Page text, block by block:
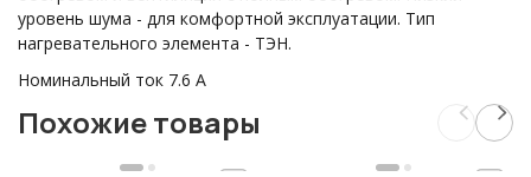
уровень шума - для комфортной эксплуатации. Тип
нагревательного элемента - ТЭН.
Номинальный ток 7.6 А
Похожие товары